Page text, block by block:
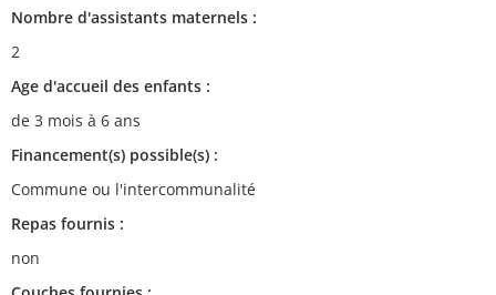
Nombre d'assistants maternels :
2
Age d'accueil des enfants :
de 3 mois à 6 ans
Financement(s) possible(s) :
Commune ou l'intercommunalité
Repas fournis :
non